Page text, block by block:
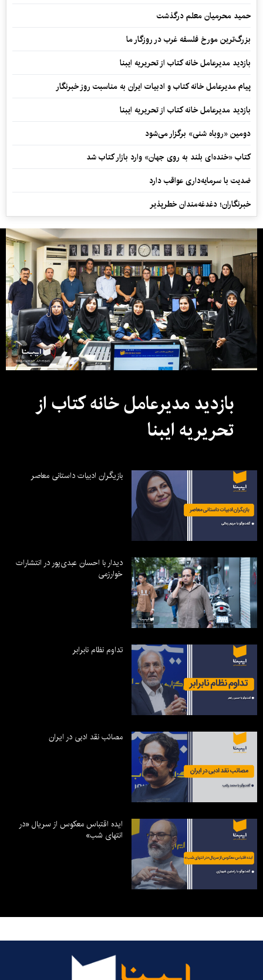
حمید محرمیان معلم درگذشت
بزرگ‌ترین مورخ فلسفه غرب در روزگار ما
بازدید مدیرعامل خانه کتاب از تحریریه ایبنا
پیام مدیرعامل خانه کتاب و ادبیات ایران به مناسبت روز خبرنگار
بازدید مدیرعامل خانه کتاب از تحریریه ایبنا
دومین «روباه شنی» برگزار می‌شود
کتاب «خنده‌ای بلند به روی جهان» وارد بازار کتاب شد
ضدیت با سرمایه‌داری عواقب دارد
خبرنگاران؛ دغدغه‌مندان خطرپذیر
بازدید مدیرعامل خانه کتاب از
تحریریه ایبنا
بازیگران ادبیات داستانی معاصر
دیدار با احسان عبدی‌پور در انتشارات
خوارزمی
تداوم نظام نابرابر
مصائب نقد ادبی در ایران
ایده اقتباس معکوس از سریال «در
انتهای شب»